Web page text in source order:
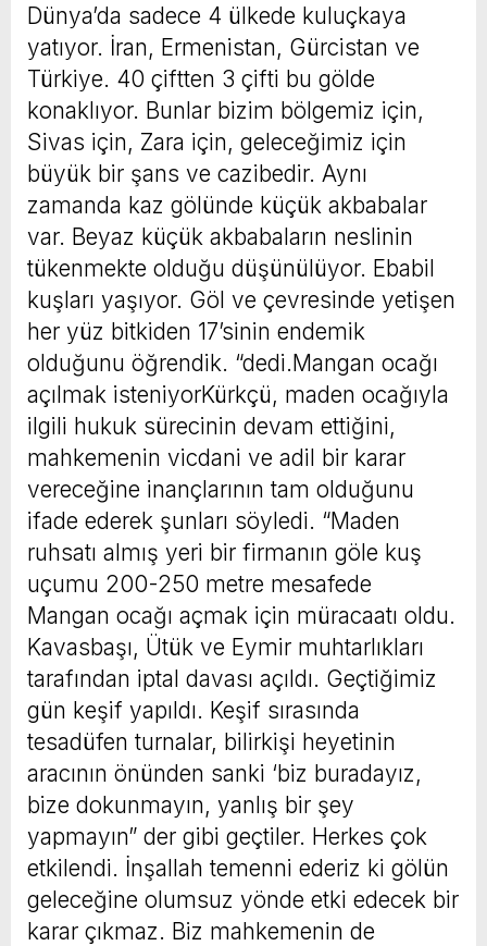
Dünya’da sadece 4 ülkede kuluçkaya
yatıyor. İran, Ermenistan, Gürcistan ve
Türkiye. 40 çiftten 3 çifti bu gölde
konaklıyor. Bunlar bizim bölgemiz için,
Sivas için, Zara için, geleceğimiz için
büyük bir şans ve cazibedir. Aynı
zamanda kaz gölünde küçük akbabalar
var. Beyaz küçük akbabaların neslinin
tükenmekte olduğu düşünülüyor. Ebabil
kuşları yaşıyor. Göl ve çevresinde yetişen
her yüz bitkiden 17’sinin endemik
olduğunu öğrendik. “dedi.Mangan ocağı
açılmak isteniyorKürkçü, maden ocağıyla
ilgili hukuk sürecinin devam ettiğini,
mahkemenin vicdani ve adil bir karar
vereceğine inançlarının tam olduğunu
ifade ederek şunları söyledi. “Maden
ruhsatı almış yeri bir firmanın göle kuş
uçumu 200-250 metre mesafede
Mangan ocağı açmak için müracaatı oldu.
Kavasbaşı, Ütük ve Eymir muhtarlıkları
tarafından iptal davası açıldı. Geçtiğimiz
gün keşif yapıldı. Keşif sırasında
tesadüfen turnalar, bilirkişi heyetinin
aracının önünden sanki ‘biz buradayız,
bize dokunmayın, yanlış bir şey
yapmayın” der gibi geçtiler. Herkes çok
etkilendi. İnşallah temenni ederiz ki gölün
geleceğine olumsuz yönde etki edecek bir
karar çıkmaz. Biz mahkemenin de